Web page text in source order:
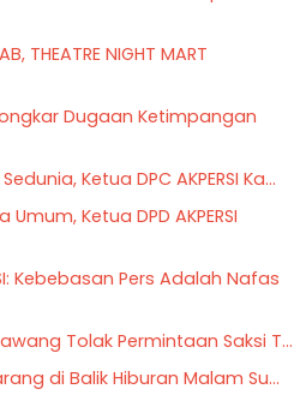
THEATRE NIGHT MART
Dugaan Ketimpangan
Ketua DPC AKPERSI Ka...
Ketua DPD AKPERSI
Kebebasan Pers Adalah Nafas
Tolak Permintaan Saksi T...
di Balik Hiburan Malam Su...